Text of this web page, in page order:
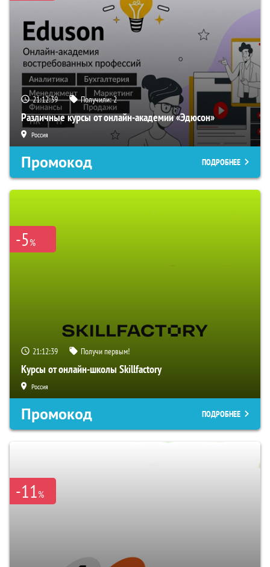
21:12:38 Получили:2
Различные курсы от онлайн-академии «Эдюсон»
Россия
Промокод ПОДРОБНЕЕ
-5%
21:12:38 Получи первым!
Курсы от онлайн-школы Skillfactory
Россия
Промокод ПОДРОБНЕЕ
-11%